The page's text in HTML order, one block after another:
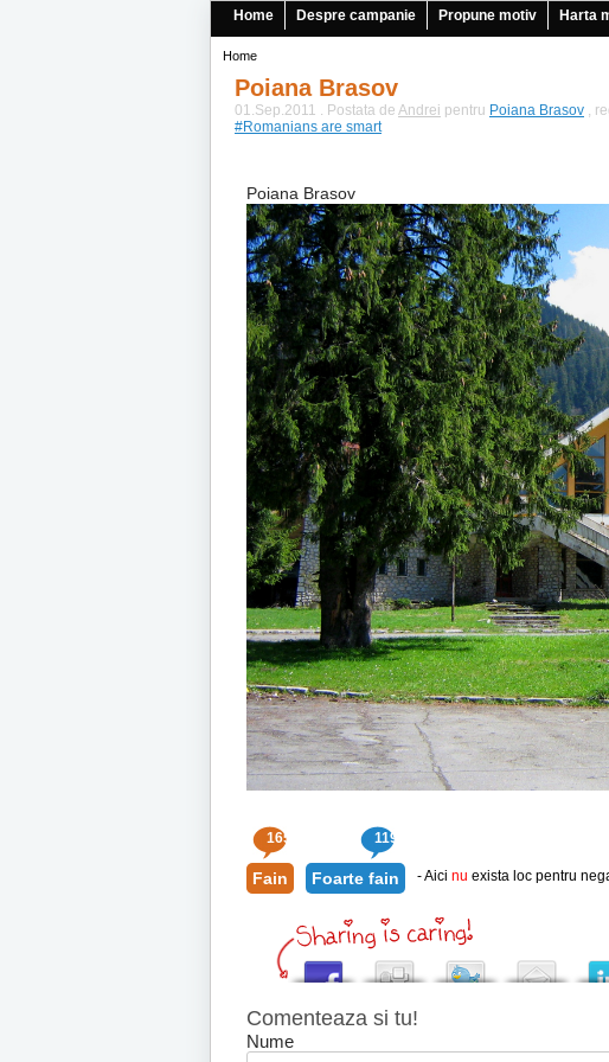
Home Despre campanie Propune motiv Harta
Home
Poiana Brasov
01.Sep.2011 . Postata de Andrei pentru Poiana Brasov ,
#Romanians are smart
Poiana Brasov
165 119
Fain Foarte fain - Aici nu exista loc pentru
Comenteaza si tu!
Nume